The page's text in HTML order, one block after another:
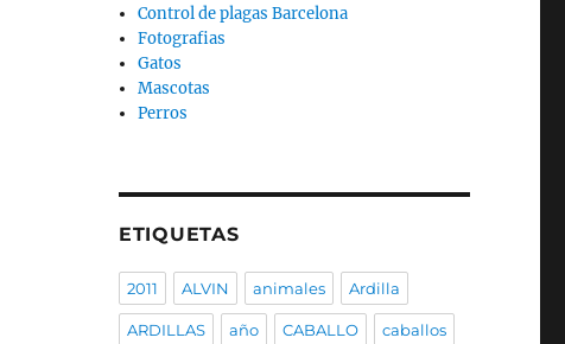
Control de plagas Barcelona
Fotografias
Gatos
Mascotas
Perros
ETIQUETAS
2011 ALVIN animales Ardilla
ARDILLAS año CABALLO caballos